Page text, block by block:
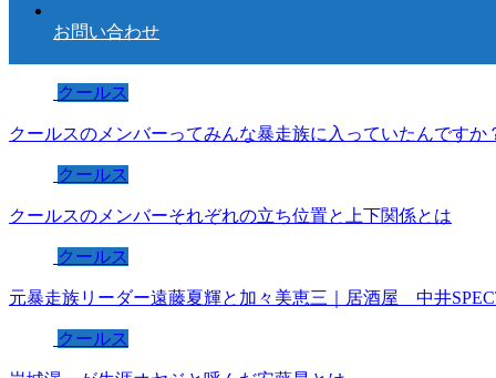
お問い合わせ
クールス
クールスのメンバーってみんな暴走族に入っていたんですか
クールス
クールスのメンバーそれぞれの立ち位置と上下関係とは
クールス
元暴走族リーダー遠藤夏輝と加々美恵三｜居酒屋 中井
クールス